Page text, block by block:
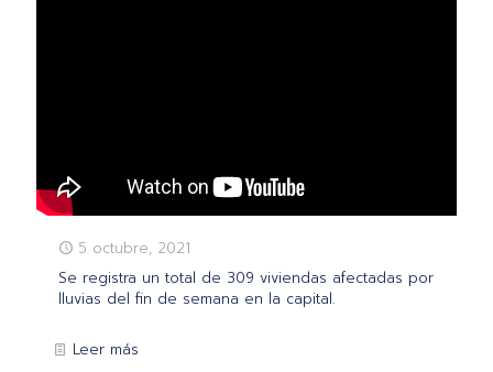
5 octubre, 2021
Se registra un total de 309 viviendas afectadas por
lluvias del fin de semana en la capital.
Leer más